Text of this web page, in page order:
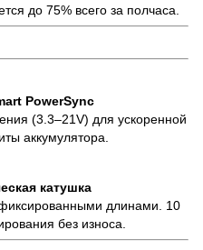
до 75% всего за полчаса.
PowerSync
(3.3–21V) для ускоренной
аккумулятора.
катушка
длинами. 10
без износа.